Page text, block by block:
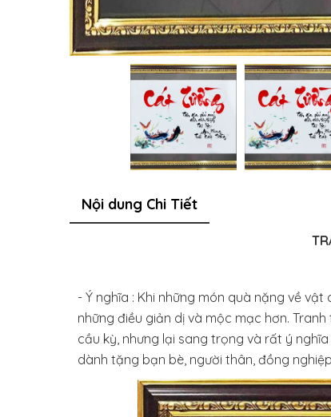
Nội dung Chi Tiết
- Ý nghĩa : Khi những món quà nặng về
những điều giản dị và mộc mạc hơn.
cầu kỳ, nhưng lại sang trọng và rất ý
dành tặng bạn bè, người thân, đồng